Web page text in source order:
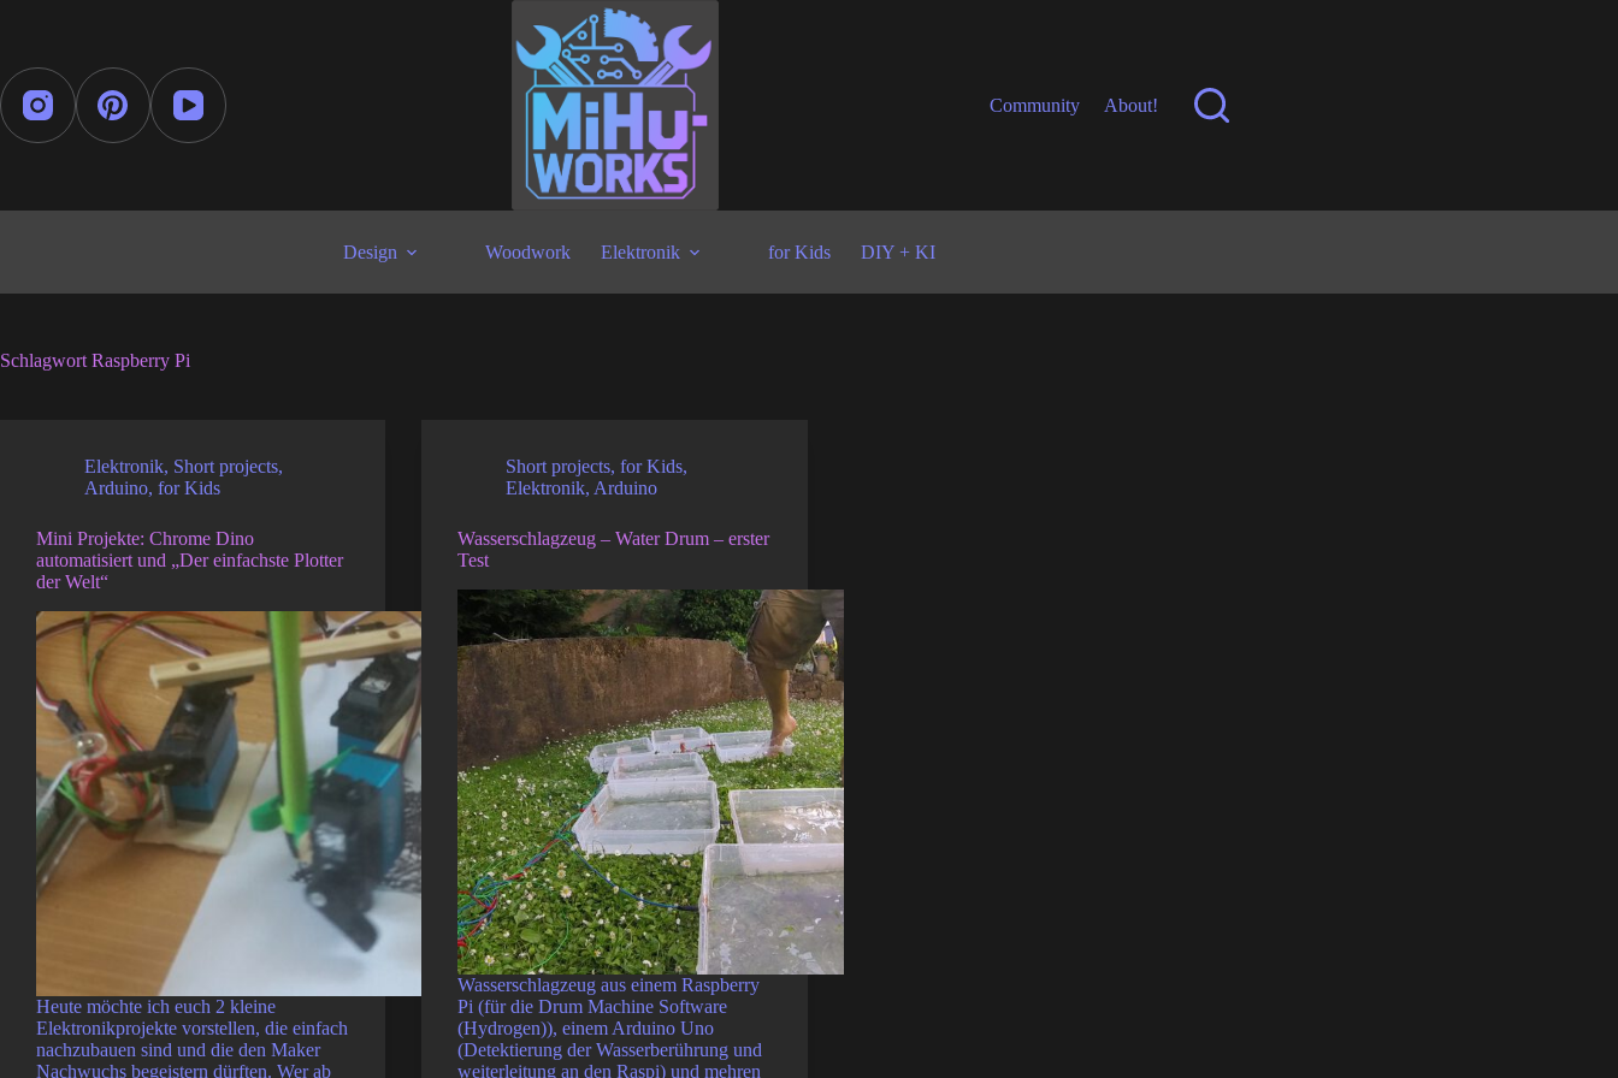
Community About!
Design Woodwork Elektronik for Kids DIY + KI
Schlagwort Raspberry Pi
Elektronik, Short projects,
Arduino, for Kids
Mini Projekte: Chrome Dino
automatisiert und „Der einfachste Plotter
der Welt“
Heute möchte ich euch 2 kleine
Elektronikprojekte vorstellen, die einfach
nachzubauen sind und die den Maker
Nachwuchs begeistern dürften. Wer ab
Short projects,for Kids,
Elektronik, Arduino
Wasserschlagzeug – Water Drum – erster
Test
Wasserschlagzeug aus einem Raspberry
Pi (für die Drum Machine Software
(Hydrogen)), einem Arduino Uno
(Detektierung der Wasserberührung und
weiterleitung an den Raspi) und mehren